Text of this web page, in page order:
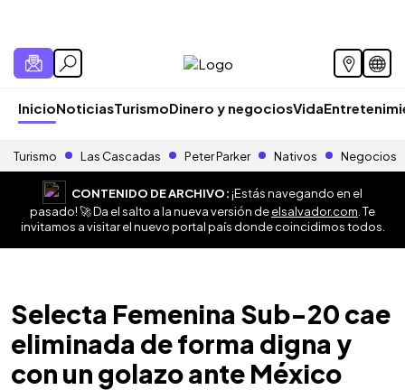
InicioNoticiasTurismoDinero y negociosVida
Turismo Las Cascadas Peter Parker Nativos Negocios
CONTENIDO DE ARCHIVO:¡Estás navegando en el
pasado! 🚀 Da el salto a la nueva versión deelsalvador.com . Te
invitamos a visitar el nuevo portal país donde coincidimos todos.
Selecta Femenina Sub-20 cae
eliminada de forma digna y
con un golazo ante México